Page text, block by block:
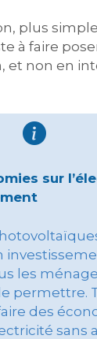
plus
à faire
et non en
sur
les
permettre.
des
sans